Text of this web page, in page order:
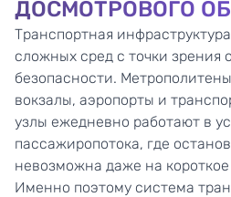
ДОСМОТРОВОГО
Транспортная
сложных сред с точки зрения
безопасности.
вокзалы, аэропорты и
узлы ежедневно работают в
пассажиропотока, где
невозможна даже на
Именно поэтому система